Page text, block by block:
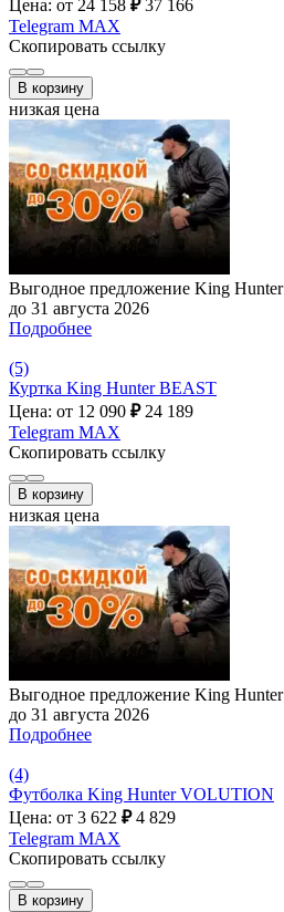
Цена: от 24 158 ₽ 37 166
Telegram MAX
Скопировать ссылку
В корзину
низкая цена
Выгодное предложение King Hunter
до 31 августа 2026
Подробнее
(5)
Куртка King Hunter BEAST
Цена: от 12 090 ₽ 24 189
Telegram MAX
Скопировать ссылку
В корзину
низкая цена
Выгодное предложение King Hunter
до 31 августа 2026
Подробнее
(4)
Футболка King Hunter VOLUTION
Цена: от 3 622 ₽ 4 829
Telegram MAX
Скопировать ссылку
В корзину